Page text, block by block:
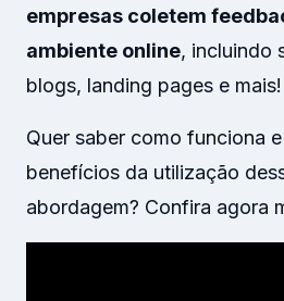
empresas coletem
ambiente online, incluindo
blogs, landing pages e mais!
Quer saber como funciona
benefícios da utilização
abordagem? Confira agora